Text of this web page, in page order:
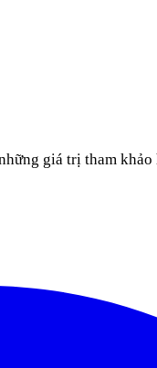
giá trị tham